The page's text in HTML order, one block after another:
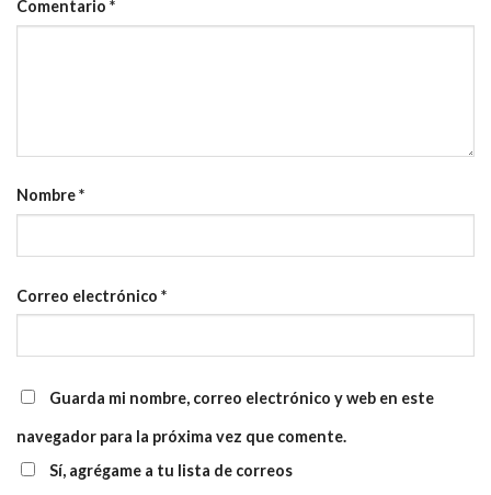
Comentario *
Nombre*
Correo electrónico *
Guarda mi nombre, correo electrónico y web en este
navegador para la próxima vez que comente.
Sí, agrégame a tu lista de correos